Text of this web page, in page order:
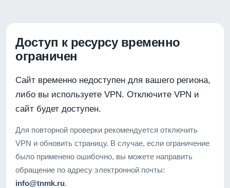
Доступ к ресурсу временно
ограничен
Сайт временно недоступен для вашего региона,
либо вы используете VPN. Отключите VPN и
сайт будет доступен.
Для повторной проверки рекомендуется отключить
VPN и обновить страницу. В случае, если ограничение
было применено ошибочно, вы можете направить
обращение по адресу электронной почты:
info@tnmk.ru.